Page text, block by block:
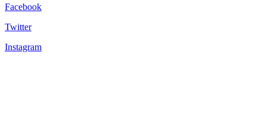
Facebook
Twitter
Instagram